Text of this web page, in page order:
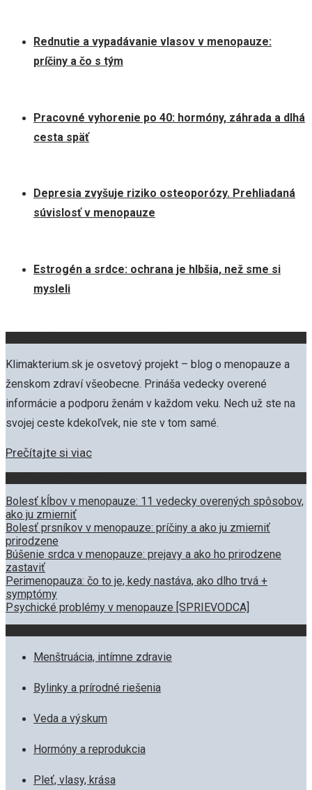
Rednutie a vypadávanie vlasov v menopauze:
príčiny a čo s tým
Pracovné vyhorenie po 40: hormóny, záhrada a dlhá
cesta späť
Depresia zvyšuje riziko osteoporózy. Prehliadaná
súvislosť v menopauze
Estrogén a srdce: ochrana je hlbšia, než sme si
mysleli
Klimakterium.sk je osvetový projekt – blog o menopauze a
ženskom zdraví všeobecne. Prináša vedecky overené
informácie a podporu ženám v každom veku. Nech už ste na
svojej ceste kdekoľvek, nie ste v tom samé.
Prečítajte si viac
Bolesť kĺbov v menopauze: 11 vedecky overených spôsobov,
ako ju zmierniť
Bolesť prsníkov v menopauze: príčiny a ako ju zmierniť
prirodzene
Búšenie srdca v menopauze: prejavy a ako ho prirodzene
zastaviť
Perimenopauza: čo to je, kedy nastáva, ako dlho trvá +
symptómy
Psychické problémy v menopauze [SPRIEVODCA]
Menštruácia, intímne zdravie
Bylinky a prírodné riešenia
Veda a výskum
Hormóny a reprodukcia
Pleť, vlasy, krása